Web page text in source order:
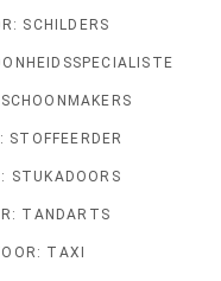
SCHILDERS
STOFFEERDER
STUKADOORS
TANDARTS
TAXI